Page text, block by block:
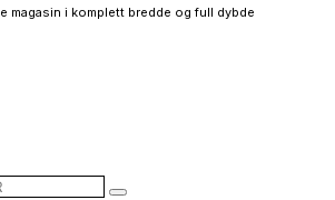
magasin i komplett bredde og full dybde